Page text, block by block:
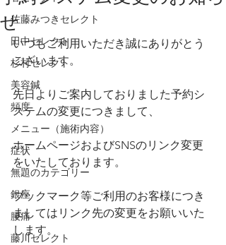
佐藤みつきセレクト
田中セレクト
杉村セレクト
美容鍼
頻度
メニュー（施術内容）
症状
無題のカテゴリー
銀座
腰痛
藤川セレクト
せ
いつもご利用いただき誠にありがとう
ございます。
先日よりご案内しておりました予約シ
ステムの変更につきまして、
ホームページおよびSNSのリンク変更
をいたしております。
ブックマーク等ご利用のお客様につき
ましてはリンク先の変更をお願いいた
します。